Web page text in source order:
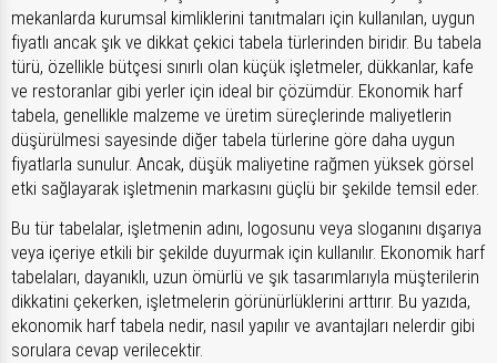
mekanlarda kurumsal kimliklerini tanıtmaları için kullanılan, uygun
fiyatlı ancak şık ve dikkat çekici tabela türlerinden biridir. Bu tabela
türü, özellikle bütçesi sınırlı olan küçük işletmeler, dükkanlar, kafe
ve restoranlar gibi yerler için ideal bir çözümdür. Ekonomik harf
tabela, genellikle malzeme ve üretim süreçlerinde maliyetlerin
düşürülmesi sayesinde diğer tabela türlerine göre daha uygun
fiyatlarla sunulur. Ancak, düşük maliyetine rağmen yüksek görsel
etki sağlayarak işletmenin markasını güçlü bir şekilde temsil eder.
Bu tür tabelalar, işletmenin adını, logosunu veya sloganını dışarıya
veya içeriye etkili bir şekilde duyurmak için kullanılır. Ekonomik harf
tabelaları, dayanıklı, uzun ömürlü ve şık tasarımlarıyla müşterilerin
dikkatini çekerken, işletmelerin görünürlüklerini arttırır. Bu yazıda,
ekonomik harf tabela nedir, nasıl yapılır ve avantajları nelerdir gibi
sorulara cevap verilecektir.